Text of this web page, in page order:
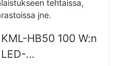
tehtaissa,
KML-HB50 100 W:n
LED-